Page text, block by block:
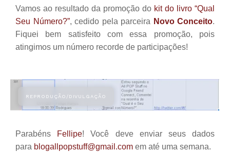
Vamos ao resultado da promoção do kit do livro “Qual
Seu Número?”, cedido pela parceira Novo Conceito.
Fiquei bem satisfeito com essa promoção, pois
atingimos um número recorde de participações!
Parabéns Fellipe! Você deve enviar seus dados
para blogallpopstuff@gmail.com em até uma semana.